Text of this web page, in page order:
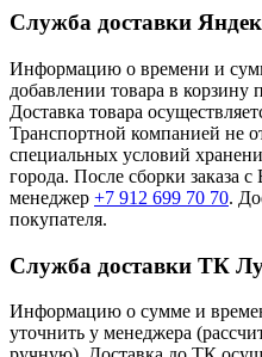
Служба доставки
Информацию о времени и
добавлении товара в корзину
Доставка товара
Транспортной компанией не
специальных условий
города. После сборки заказа
менеджер +7 912 699 70 70.
покупателя.
Служба доставки ТК
Информацию о сумме и
уточнить у менеджера